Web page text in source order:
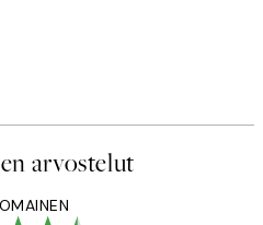
arvostelut